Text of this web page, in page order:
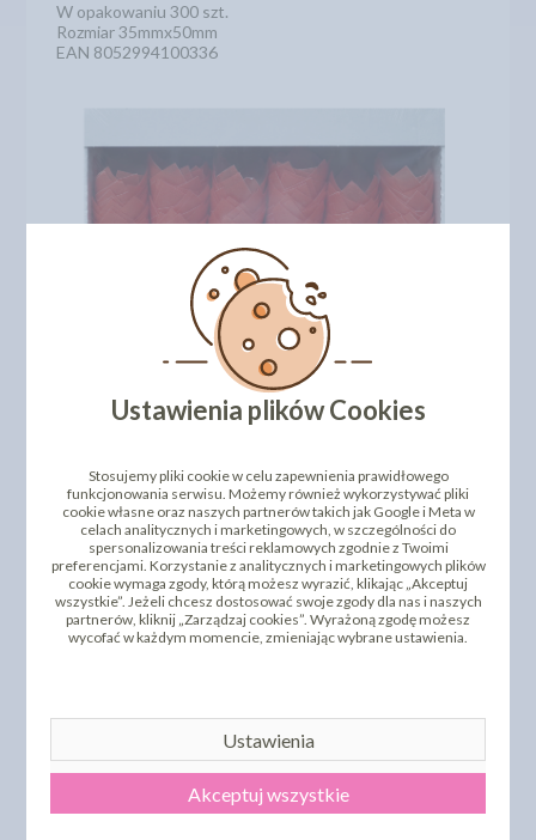
W opakowaniu 300 szt.
Rozmiar 35mmx50mm
EAN 8052994100336
DODAJ SWOJĄ OPINIĘ
PRODUKTY PODOBNE
INNI KLIENCI KUPILI TEŻ
SWEET DECOR
Ustawienia plików Cookies
Stosujemy pliki cookie w celu zapewnienia prawidłowego
funkcjonowania serwisu. Możemy również wykorzystywać pliki
cookie własne oraz naszych partnerów takich jak Google i Meta w
celach analitycznych i marketingowych, w szczególności do
spersonalizowania treści reklamowych zgodnie z Twoimi
preferencjami. Korzystanie z analitycznych i marketingowych plików
cookie wymaga zgody, którą możesz wyrazić, klikając „Akceptuj
wszystkie”. Jeżeli chcesz dostosować swoje zgody dla nas i naszych
partnerów, kliknij „Zarządzaj cookies”. Wyrażoną zgodę możesz
wycofać w każdym momencie, zmieniając wybrane ustawienia.
Ustawienia
Akceptuj wszystkie